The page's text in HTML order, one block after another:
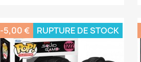
-5,00 € RUPTURE DE STOCK